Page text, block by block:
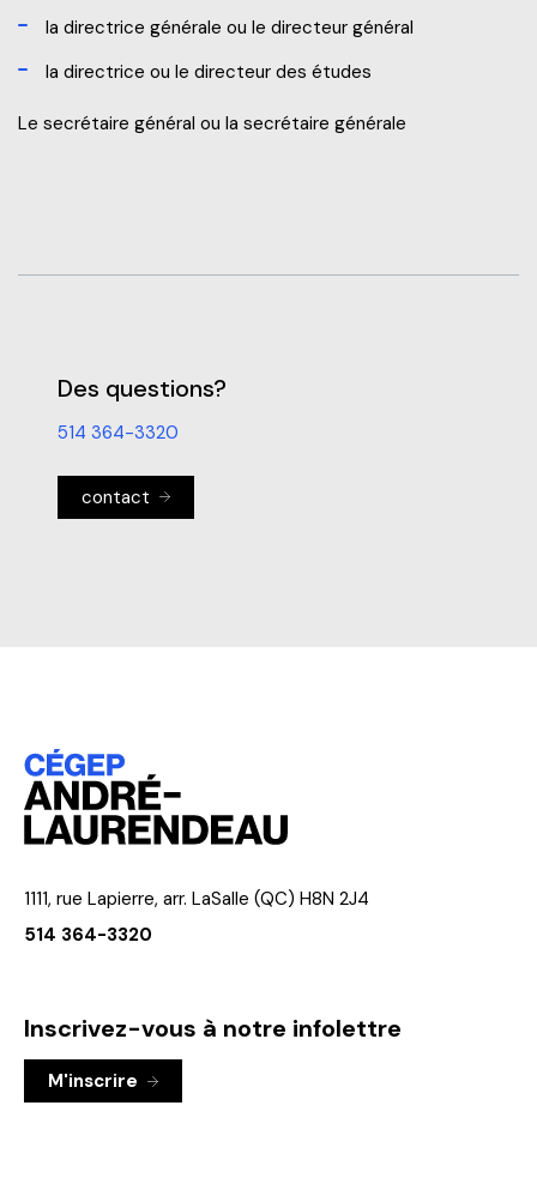
Des questions?
514 364-3320
contact
la directrice générale ou le directeur général
la directrice ou le directeur des études
Le secrétaire général ou la secrétaire générale
1111, rue Lapierre, arr. LaSalle (QC) H8N 2J4
514 364-3320
Inscrivez-vous à notre infolettre
M'inscrire